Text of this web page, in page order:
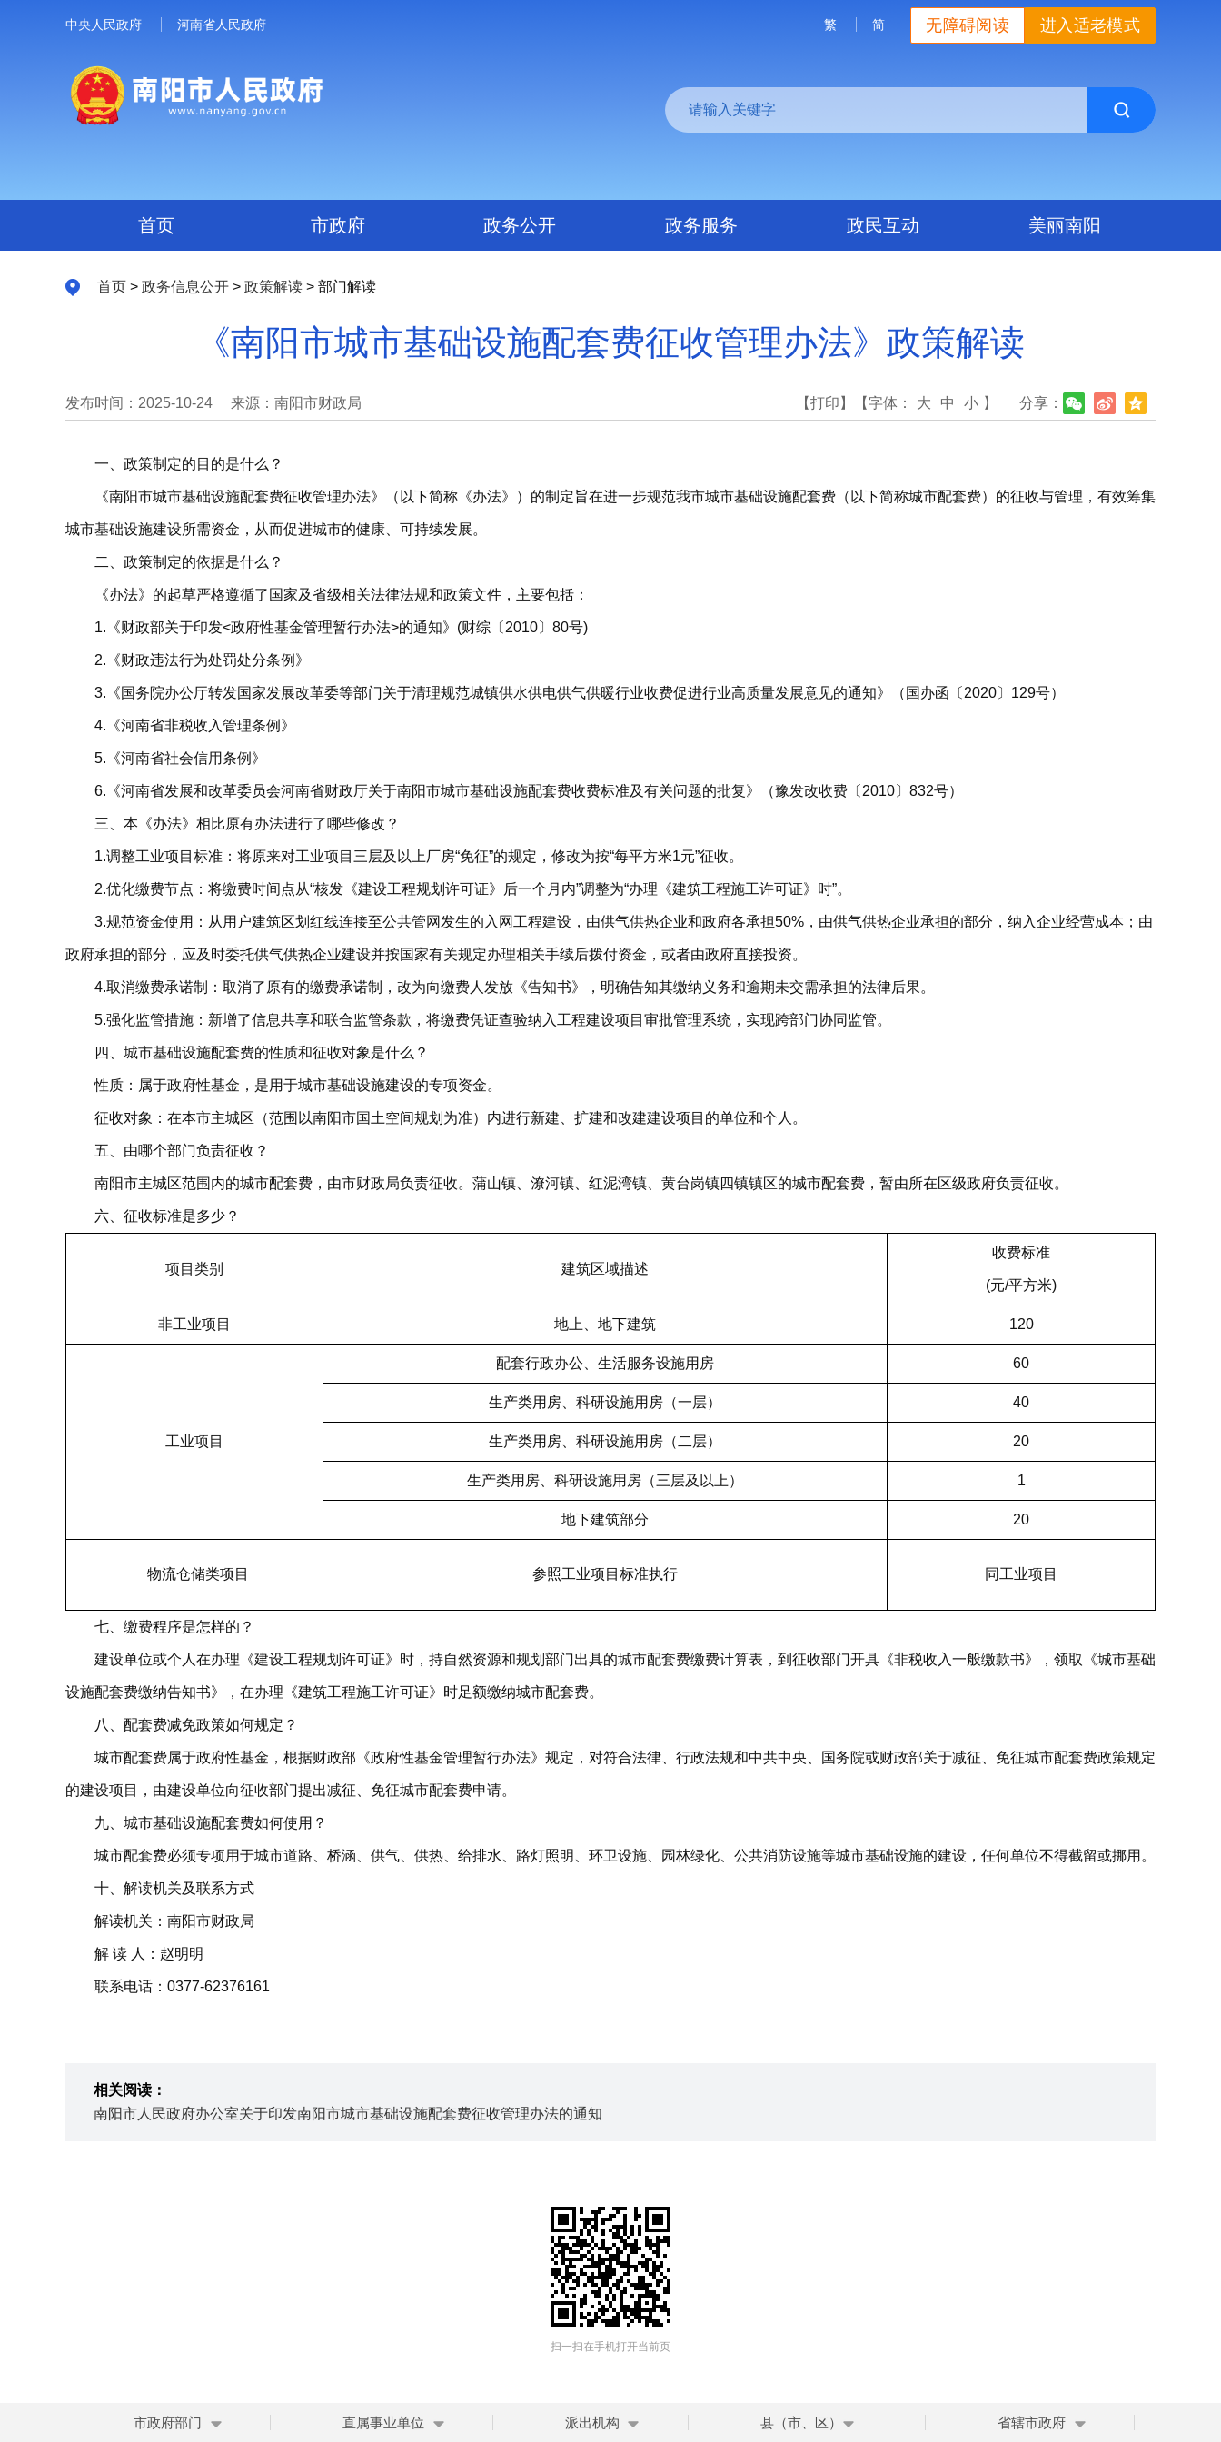
中央人民政府 河南省人民政府 进入适老模式
无障碍阅读
繁 简
首页 市政府 政务公开 政务服务 政民互动 美丽南阳
首页 > 政务信息公开 > 政策解读 > 部门解读
《南阳市城市基础设施配套费征收管理办法》政策解读
发布时间：2025-10-24 来源：南阳市财政局 分享：
【打印】 【字体： 大 中 小 】
一、政策制定的目的是什么？
《南阳市城市基础设施配套费征收管理办法》（以下简称《办法》）的制定旨在进一步规范我市城市基础设施配套费（以下简称城市配套费）的征收与管理，有效筹集
城市基础设施建设所需资金，从而促进城市的健康、可持续发展。
二、政策制定的依据是什么？
《办法》的起草严格遵循了国家及省级相关法律法规和政策文件，主要包括：
1.《财政部关于印发<政府性基金管理暂行办法>的通知》(财综〔2010〕80号)
2.《财政违法行为处罚处分条例》
3.《国务院办公厅转发国家发展改革委等部门关于清理规范城镇供水供电供气供暖行业收费促进行业高质量发展意见的通知》（国办函〔2020〕129号）
4.《河南省非税收入管理条例》
5.《河南省社会信用条例》
6.《河南省发展和改革委员会河南省财政厅关于南阳市城市基础设施配套费收费标准及有关问题的批复》（豫发改收费〔2010〕832号）
三、本《办法》相比原有办法进行了哪些修改？
1.调整工业项目标准：将原来对工业项目三层及以上厂房“免征”的规定，修改为按“每平方米1元”征收。
2.优化缴费节点：将缴费时间点从“核发《建设工程规划许可证》后一个月内”调整为“办理《建筑工程施工许可证》时”。
3.规范资金使用：从用户建筑区划红线连接至公共管网发生的入网工程建设，由供气供热企业和政府各承担50%，由供气供热企业承担的部分，纳入企业经营成本；由
政府承担的部分，应及时委托供气供热企业建设并按国家有关规定办理相关手续后拨付资金，或者由政府直接投资。
4.取消缴费承诺制：取消了原有的缴费承诺制，改为向缴费人发放《告知书》，明确告知其缴纳义务和逾期未交需承担的法律后果。
5.强化监管措施：新增了信息共享和联合监管条款，将缴费凭证查验纳入工程建设项目审批管理系统，实现跨部门协同监管。
四、城市基础设施配套费的性质和征收对象是什么？
性质：属于政府性基金，是用于城市基础设施建设的专项资金。
征收对象：在本市主城区（范围以南阳市国土空间规划为准）内进行新建、扩建和改建建设项目的单位和个人。
五、由哪个部门负责征收？
南阳市主城区范围内的城市配套费，由市财政局负责征收。蒲山镇、潦河镇、红泥湾镇、黄台岗镇四镇镇区的城市配套费，暂由所在区级政府负责征收。
六、征收标准是多少？
项目类别 建筑区域描述
收费标准
(元/平方米)
非工业项目 地上、地下建筑 120
工业项目
配套行政办公、生活服务设施用房 60
生产类用房、科研设施用房（一层） 40
生产类用房、科研设施用房（二层） 20
生产类用房、科研设施用房（三层及以上） 1
地下建筑部分 20
物流仓储类项目 参照工业项目标准执行 同工业项目
七、缴费程序是怎样的？
建设单位或个人在办理《建设工程规划许可证》时，持自然资源和规划部门出具的城市配套费缴费计算表，到征收部门开具《非税收入一般缴款书》，领取《城市基础
设施配套费缴纳告知书》，在办理《建筑工程施工许可证》时足额缴纳城市配套费。
八、配套费减免政策如何规定？
城市配套费属于政府性基金，根据财政部《政府性基金管理暂行办法》规定，对符合法律、行政法规和中共中央、国务院或财政部关于减征、免征城市配套费政策规定
的建设项目，由建设单位向征收部门提出减征、免征城市配套费申请。
九、城市基础设施配套费如何使用？
城市配套费必须专项用于城市道路、桥涵、供气、供热、给排水、路灯照明、环卫设施、园林绿化、公共消防设施等城市基础设施的建设，任何单位不得截留或挪用。
十、解读机关及联系方式
解读机关：南阳市财政局
解 读 人：赵明明
联系电话：0377-62376161
相关阅读：
南阳市人民政府办公室关于印发南阳市城市基础设施配套费征收管理办法的通知
扫一扫在手机打开当前页
市政府部门 直属事业单位 派出机构 县（市、区） 省辖市政府